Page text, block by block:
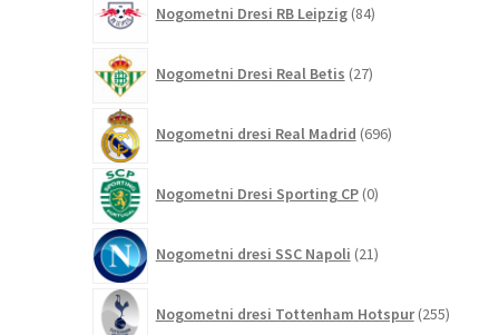
Nogometni Dresi RB Leipzig 84izdelkov
Nogometni Dresi Real Betis 27izdelkov
Nogometni dresi Real Madrid 696izdelkov
Nogometni Dresi Sporting CP 0izdelkov
Nogometni dresi SSC Napoli 21izdelkov
Nogometni dresi Tottenham Hotspur 255